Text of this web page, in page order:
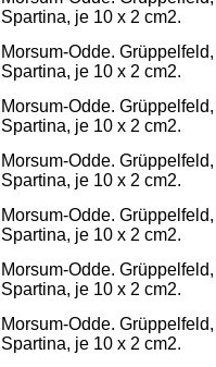
Spartina, je 10 x 2 cm2.
Morsum-Odde.
Spartina, je 10 x 2 cm2.
Morsum-Odde.
Spartina, je 10 x 2 cm2.
Morsum-Odde.
Spartina, je 10 x 2 cm2.
Morsum-Odde.
Spartina, je 10 x 2 cm2.
Morsum-Odde.
Spartina, je 10 x 2 cm2.
Morsum-Odde.
Spartina, je 10 x 2 cm2.